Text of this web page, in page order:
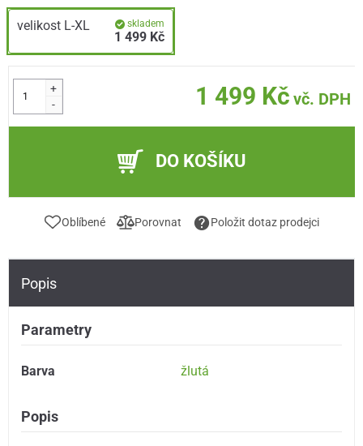
velikost L-XL skladem
1 499 Kč
+
-
1 499 Kč vč. DPH
DO KOŠÍKU
Oblíbené Porovnat Položit dotaz prodejci
Popis
Parametry
Barva žlutá
Popis